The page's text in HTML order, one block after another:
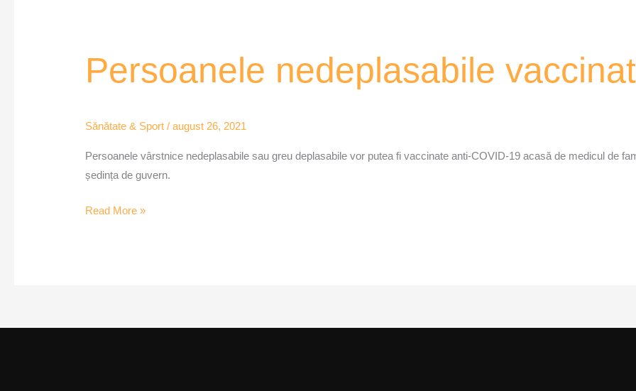
Persoanele nedeplasabile
Sănătate & Sport /august 26, 2021
Persoanele vârstnice nedeplasabile sau greu deplasabile vor putea fi vaccinate anti-COVID-19 acasă de medicul de
ședința de guvern.
Persoanele
nedeplasabile
Read More »